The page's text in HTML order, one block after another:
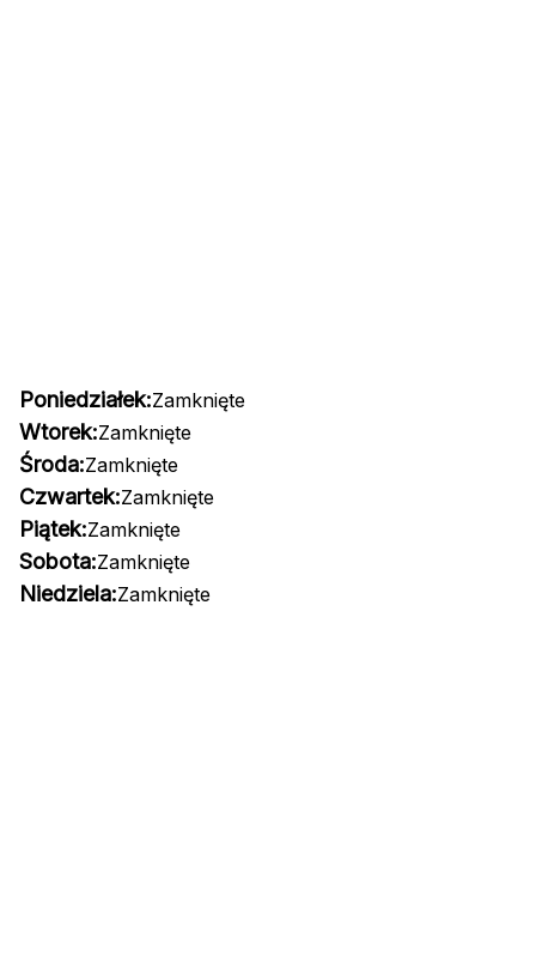
Poniedziałek:Zamknięte
Wtorek:Zamknięte
Środa:Zamknięte
Czwartek:Zamknięte
Piątek:Zamknięte
Sobota:Zamknięte
Niedziela:Zamknięte